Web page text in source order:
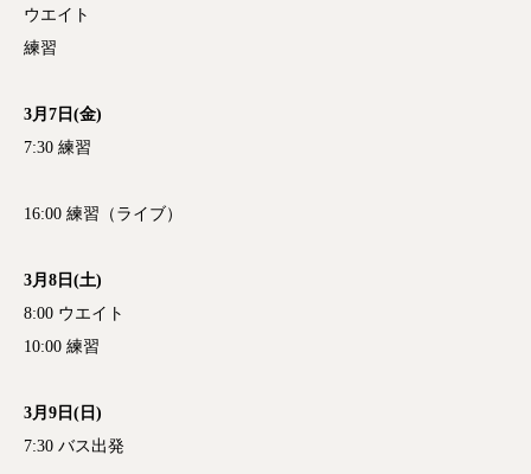
ウエイト
練習
3月7日(金)
7:30 練習
16:00 練習（ライブ）
3月8日(土)
8:00 ウエイト
10:00 練習
3月9日(日)
7:30 バス出発